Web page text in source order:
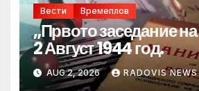
Вести Времеплов
„Првото заседание
2 Август 1944 год.
AUG 2, 2026 RADOVIS NEWS